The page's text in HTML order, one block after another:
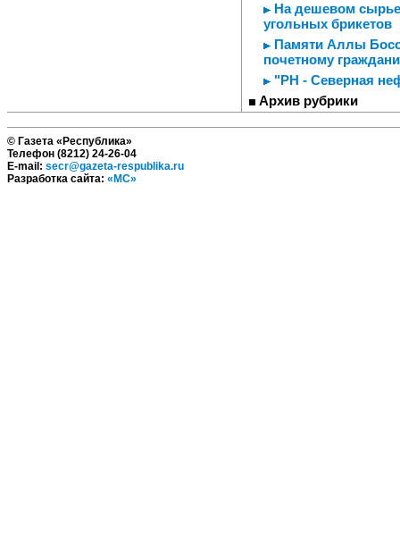
На дешевом сырье
угольных брикетов
Памяти Аллы
почетному
"РН - Северная
Архив рубрики
© Газета «Республика»
Телефон (8212) 24-26-04
E-mail: secr@gazeta-respublika.ru
Разработка сайта: «МС»